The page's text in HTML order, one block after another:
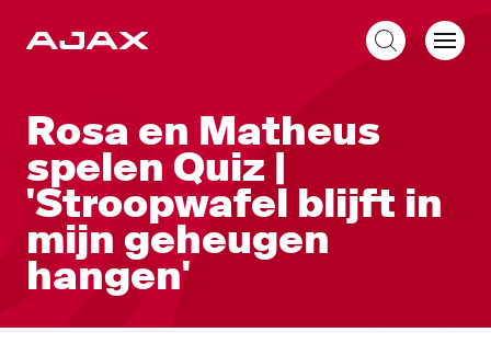
Rosa en Matheus
spelen Quiz |
'Stroopwafel blijft in
mijn geheugen
hangen'